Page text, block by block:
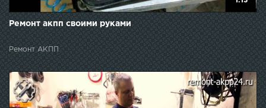
Ремонт акпп своими руками
Ремонт АКПП